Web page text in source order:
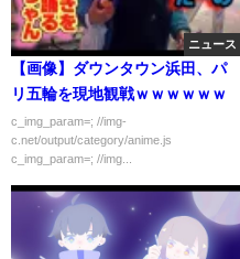
ニュース
【画像】ダウンタウン浜田、パ
リ五輪を現地観戦ｗｗｗｗｗｗ
c_img_param=; //img-
c.net/output/category/anime.js
c_img_param=; //img...